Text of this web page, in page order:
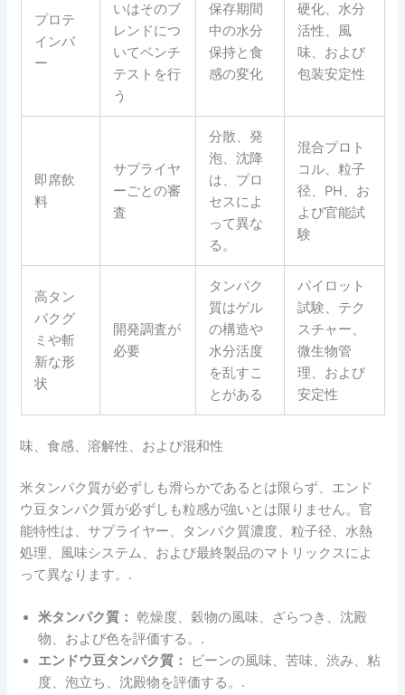
プロテ
インバ
ー
いはそのブ
レンドにつ
いてベンチ
テストを行
う
保存期間
中の水分
保持と食
感の変化
硬化、水分
活性、風
味、および
包装安定性
即席飲
料
サプライヤ
ーごとの審
査
分散、発
泡、沈降
は、プロ
セスによ
って異な
る。
混合プロト
コル、粒子
径、pH、お
よび官能試
験
高タン
パクグ
ミや斬
新な形
状
開発調査が
必要
タンパク
質はゲル
の構造や
水分活度
を乱すこ
とがある
パイロット
試験、テク
スチャー、
微生物管
理、および
安定性
味、食感、溶解性、および混和性
米タンパク質が必ずしも滑らかであるとは限らず、エンド
ウ豆タンパク質が必ずしも粒感が強いとは限りません。官
能特性は、サプライヤー、タンパク質濃度、粒子径、水熱
処理、風味システム、および最終製品のマトリックスによ
って異なります。.
米タンパク質： 乾燥度、穀物の風味、ざらつき、沈殿
物、および色を評価する。.
エンドウ豆タンパク質：
ビーンの風味、苦味、渋み、粘
度、泡立ち、沈殿物を評価する。.